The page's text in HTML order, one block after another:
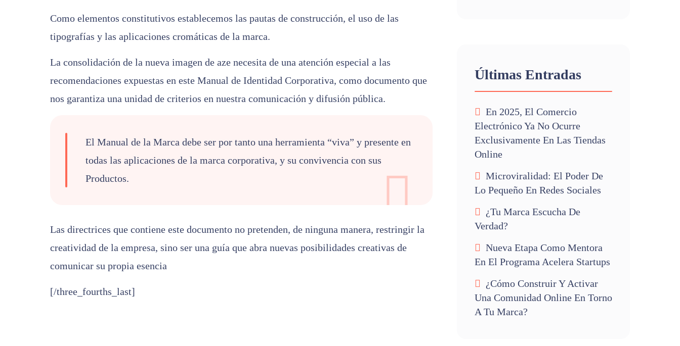
Como elementos constitutivos establecemos las pautas de construcción, el uso de las
tipografías y las aplicaciones cromáticas de la marca.
La consolidación de la nueva imagen de aze necesita de una atención especial a las
recomendaciones expuestas en este Manual de Identidad Corporativa, como documento que
nos garantiza una unidad de criterios en nuestra comunicación y difusión pública.
El Manual de la Marca debe ser por tanto una herramienta “viva” y presente en
todas las aplicaciones de la marca corporativa, y su convivencia con sus
Productos.
Las directrices que contiene este documento no pretenden, de ninguna manera, restringir la
creatividad de la empresa, sino ser una guía que abra nuevas posibilidades creativas de
comunicar su propia esencia
[/three_fourths_last]
Últimas Entradas
En 2025, El Comercio
Electrónico Ya No Ocurre
Exclusivamente En Las Tiendas
Online
Microviralidad: El Poder De
Lo Pequeño En Redes Sociales
¿Tu Marca Escucha De
Verdad?
Nueva Etapa Como Mentora
En El Programa Acelera Startups
¿Cómo Construir Y Activar
Una Comunidad Online En Torno
A Tu Marca?